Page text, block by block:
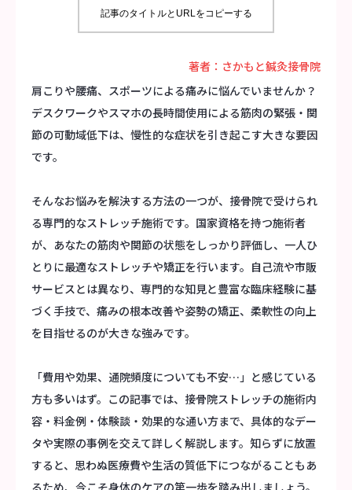
記事のタイトルとURLをコピーする
著者：さかもと鍼灸接骨院
肩こりや腰痛、スポーツによる痛みに悩んでいませんか？
デスクワークやスマホの長時間使用による筋肉の緊張・関
節の可動域低下は、慢性的な症状を引き起こす大きな要因
です。
そんなお悩みを解決する方法の一つが、接骨院で受けられ
る専門的なストレッチ施術です。国家資格を持つ施術者
が、あなたの筋肉や関節の状態をしっかり評価し、一人ひ
とりに最適なストレッチや矯正を行います。自己流や市販
サービスとは異なり、専門的な知見と豊富な臨床経験に基
づく手技で、痛みの根本改善や姿勢の矯正、柔軟性の向上
を目指せるのが大きな強みです。
「費用や効果、通院頻度についても不安…」と感じている
方も多いはず。この記事では、接骨院ストレッチの施術内
容・料金例・体験談・効果的な通い方まで、具体的なデー
タや実際の事例を交えて詳しく解説します。知らずに放置
すると、思わぬ医療費や生活の質低下につながることもあ
るため、今こそ身体のケアの第一歩を踏み出しましょう。